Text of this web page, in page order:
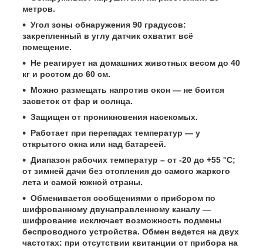
метров.
Угол зоны обнаружения 90 градусов:
закрепленный в углу датчик охватит всё
помещение.
Не реагирует на домашних животных весом до 40
кг и ростом до 60 см.
Можно размещать напротив окон — не боится
засветок от фар и солнца.
Защищен от проникновения насекомых.
Работает при перепадах температур — у
открытого окна или над батареей.
Диапазон рабочих температур – от -20 до +55 °С;
от зимней дачи без отопления до самого жаркого
лета и самой южной страны.
Обменивается сообщениями с прибором по
шифрованному двунаправленному каналу —
шифрование исключает возможность подмены
беспроводного устройства. Обмен ведется на двух
частотах: при отсутствии квитанции от прибора на